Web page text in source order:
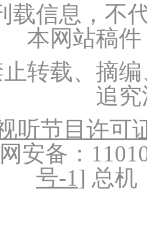
载信息，不
本网站稿
转载、摘
追
听节目许可
安备：
号-1] 总机